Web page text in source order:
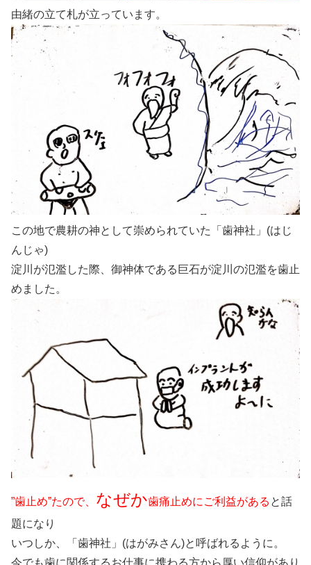
由緒の立て札が立っています。
この地で農耕の神として崇められていた「歯神社」(はじ
んじゃ)
淀川が氾濫した際、御神体である巨石が淀川の氾濫を歯止
めました。
”歯止め”たので、 なぜか歯痛止めにご利益がある と話
題になり
いつしか、「歯神社」(はがみさん)と呼ばれるように。
今でも歯に関係するお仕事に携わる方から厚い信仰があり